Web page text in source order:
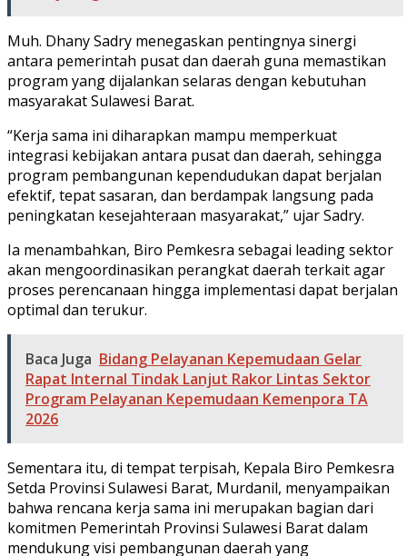
Muh. Dhany Sadry menegaskan pentingnya sinergi
antara pemerintah pusat dan daerah guna memastikan
program yang dijalankan selaras dengan kebutuhan
masyarakat Sulawesi Barat.
“Kerja sama ini diharapkan mampu memperkuat
integrasi kebijakan antara pusat dan daerah, sehingga
program pembangunan kependudukan dapat berjalan
efektif, tepat sasaran, dan berdampak langsung pada
peningkatan kesejahteraan masyarakat,” ujar Sadry.
Ia menambahkan, Biro Pemkesra sebagai leading sektor
akan mengoordinasikan perangkat daerah terkait agar
proses perencanaan hingga implementasi dapat berjalan
optimal dan terukur.
Baca Juga Bidang Pelayanan Kepemudaan Gelar
Rapat Internal Tindak Lanjut Rakor Lintas Sektor
Program Pelayanan Kepemudaan Kemenpora TA
2026
Sementara itu, di tempat terpisah, Kepala Biro Pemkesra
Setda Provinsi Sulawesi Barat, Murdanil, menyampaikan
bahwa rencana kerja sama ini merupakan bagian dari
komitmen Pemerintah Provinsi Sulawesi Barat dalam
mendukung visi pembangunan daerah yang